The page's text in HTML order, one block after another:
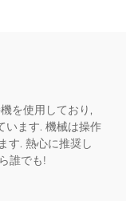
を使用しており,
います. 機械は操作
す. 熱心に推奨し
誰でも!